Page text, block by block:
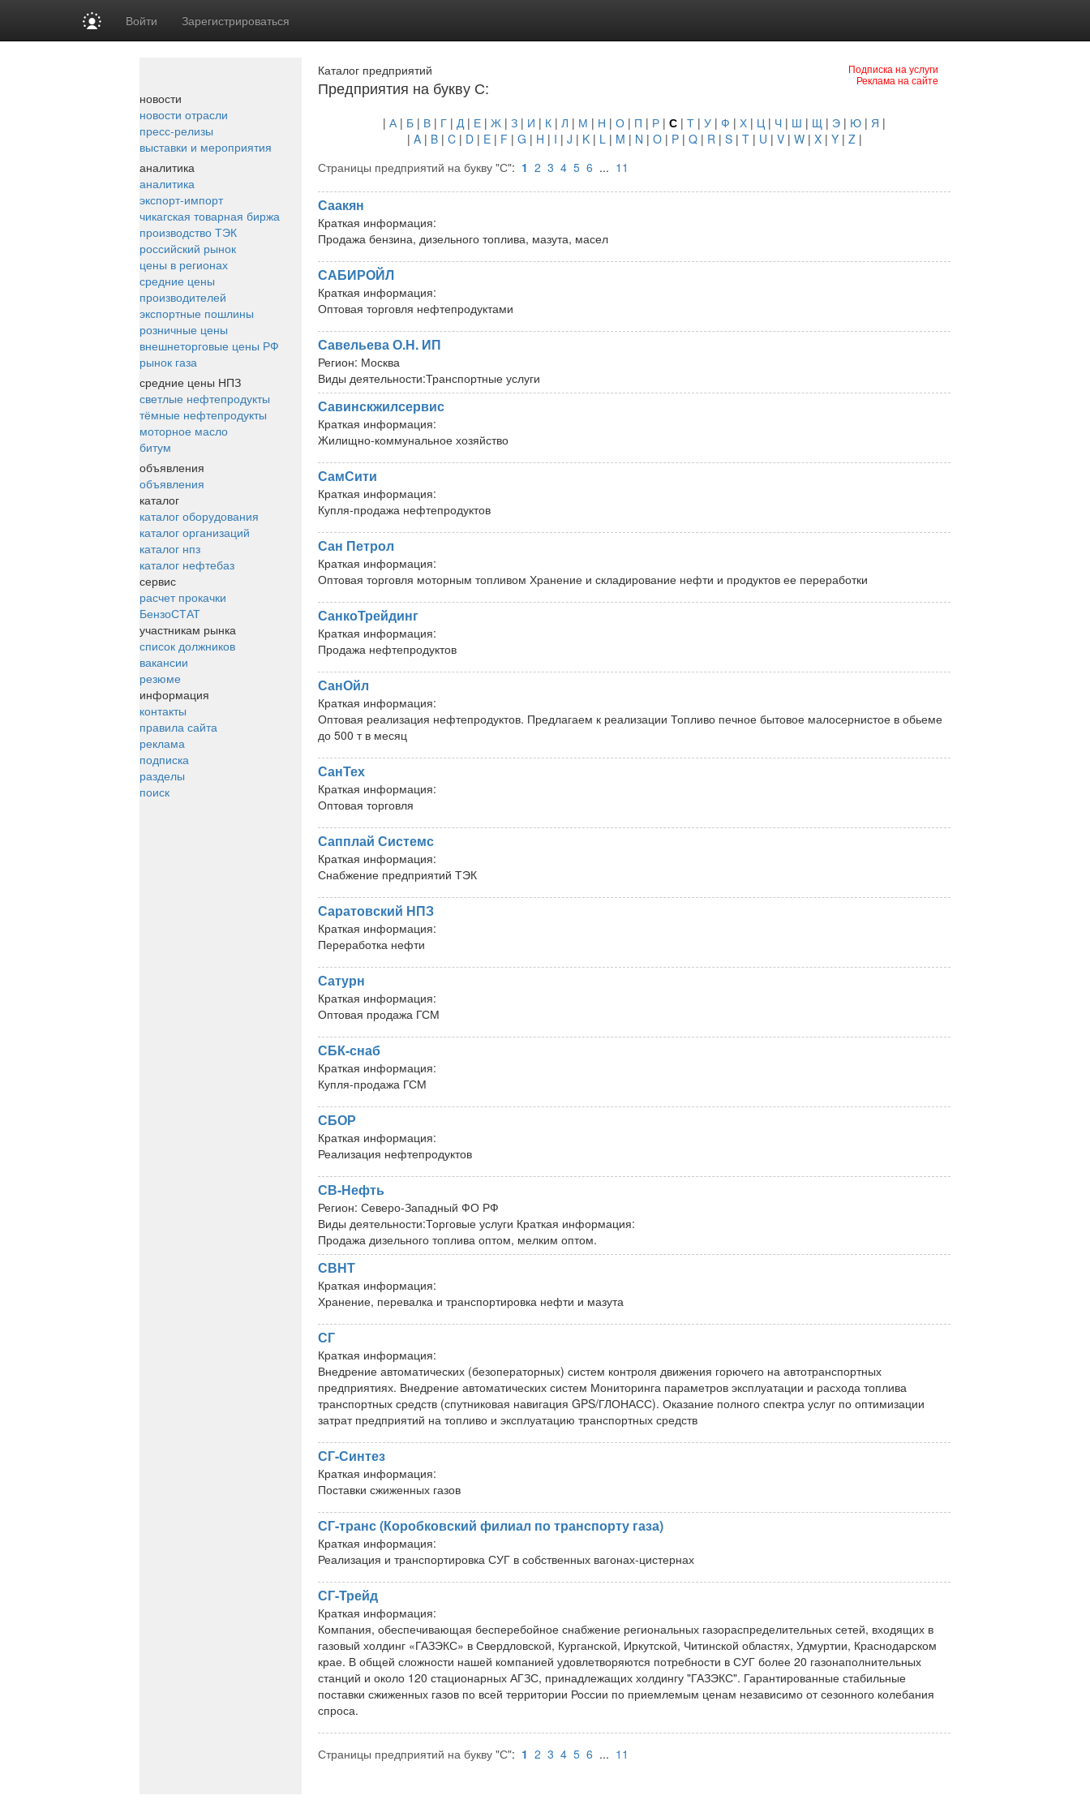
Войти Зарегистрироваться
новости
новости отрасли
пресс-релизы
выставки и мероприятия
аналитика
аналитика
экспорт-импорт
чикагская товарная биржа
производство ТЭК
российский рынок
цены в регионах
средние цены
производителей
экспортные пошлины
розничные цены
внешнеторговые цены РФ
рынок газа
средние цены НПЗ
светлые нефтепродукты
тёмные нефтепродукты
моторное масло
битум
объявления
объявления
каталог
каталог оборудования
каталог организаций
каталог нпз
каталог нефтебаз
сервис
расчет прокачки
БензоСТАТ
участникам рынка
список должников
вакансии
резюме
информация
контакты
правила сайта
реклама
подписка
разделы
поиск
Подписка на услуги
Реклама на сайте
Каталог предприятий
Предприятия на букву С:
| А| Б | В | Г | Д| Е | Ж | З | И | К | Л | М | Н | О | П | Р | С | Т | У | Ф | Х | Ц | Ч | Ш | Щ | Э | Ю | Я |
| A| B| C| D| E| F | G | H | I | J | K| L| M | N | O| P| Q| R| S| T| U | V| W| X| Y| Z|
Страницы предприятий на букву "С": 1 2 3 4 5 6 ... 11
Саакян
Краткая информация:
Продажа бензина, дизельного топлива, мазута, масел
САБИРОЙЛ
Краткая информация:
Оптовая торговля нефтепродуктами
Савельева О.Н. ИП
Регион: Москва
Виды деятельности:Транспортные услуги
Савинскжилсервис
Краткая информация:
Жилищно-коммунальное хозяйство
СамСити
Краткая информация:
Купля-продажа нефтепродуктов
Сан Петрол
Краткая информация:
Оптовая торговля моторным топливом Хранение и складирование нефти и продуктов ее переработки
СанкоТрейдинг
Краткая информация:
Продажа нефтепродуктов
СанОйл
Краткая информация:
Оптовая реализация нефтепродуктов. Предлагаем к реализации Топливо печное бытовое малосернистое в обьеме
до 500 т в месяц
СанТех
Краткая информация:
Оптовая торговля
Сапплай Системс
Краткая информация:
Снабжение предприятий ТЭК
Саратовский НПЗ
Краткая информация:
Переработка нефти
Сатурн
Краткая информация:
Оптовая продажа ГСМ
СБК-снаб
Краткая информация:
Купля-продажа ГСМ
СБОР
Краткая информация:
Реализация нефтепродуктов
СВ-Нефть
Регион: Северо-Западный ФО РФ
Виды деятельности:Торговые услуги Краткая информация:
Продажа дизельного топлива оптом, мелким оптом.
СВНТ
Краткая информация:
Хранение, перевалка и транспортировка нефти и мазута
СГ
Краткая информация:
Внедрение автоматических (безоператорных) систем контроля движения горючего на автотранспортных
предприятиях. Внедрение автоматических систем Мониторинга параметров эксплуатации и расхода топлива
транспортных средств (спутниковая навигация GPS/ГЛОНАСС). Оказание полного спектра услуг по оптимизации
затрат предприятий на топливо и эксплуатацию транспортных средств
СГ-Синтез
Краткая информация:
Поставки сжиженных газов
СГ-транс (Коробковский филиал по транспорту газа)
Краткая информация:
Реализация и транспортировка СУГ в собственных вагонах-цистернах
СГ-Трейд
Краткая информация:
Компания, обеспечивающая бесперебойное снабжение региональных газораспределительных сетей, входящих в
газовый холдинг «ГАЗЭКС» в Свердловской, Курганской, Иркутской, Читинской областях, Удмуртии, Краснодарском
крае. В общей сложности нашей компанией удовлетворяются потребности в СУГ более 20 газонаполнительных
станций и около 120 стационарных АГЗС, принадлежащих холдингу "ГАЗЭКС". Гарантированные стабильные
поставки сжиженных газов по всей территории России по приемлемым ценам независимо от сезонного колебания
спроса.
Страницы предприятий на букву "С": 1 2 3 4 5 6 ... 11